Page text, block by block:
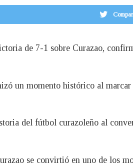
de 7-1 sobre Curazao,
un momento histórico al
del fútbol curazoleño al
se convirtió en uno de los